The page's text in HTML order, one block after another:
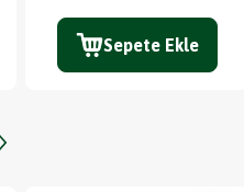
Sepete Ekle